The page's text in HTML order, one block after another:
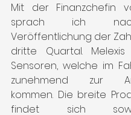
Mit der Finanzchefin
sprach ich
Veröffentlichung der
dritte Quartal. Melexis
Sensoren, welche im
zunehmend zur
kommen. Die breite
findet sich